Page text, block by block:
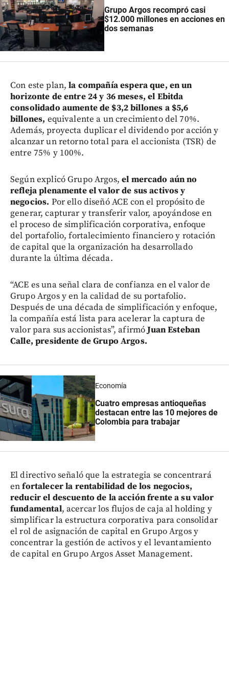
Grupo Argos recompró casi
$12.000 millones en acciones en
dos semanas
Con este plan, la compañía espera que, en un
horizonte de entre 24 y 36 meses, el Ebitda
consolidado aumente de $3,2 billones a $5,6
billones, equivalente a un crecimiento del 70%.
Además, proyecta duplicar el dividendo por acción y
alcanzar un retorno total para el accionista (TSR) de
entre 75% y 100%.
Según explicó Grupo Argos, el mercado aún no
refleja plenamente el valor de sus activos y
negocios. Por ello diseñó ACE con el propósito de
generar, capturar y transferir valor, apoyándose en
el proceso de simplificación corporativa, enfoque
del portafolio, fortalecimiento financiero y rotación
de capital que la organización ha desarrollado
durante la última década.
“ACE es una señal clara de confianza en el valor de
Grupo Argos y en la calidad de su portafolio.
Después de una década de simplificación y enfoque,
la compañía está lista para acelerar la captura de
valor para sus accionistas”, afirmóJuan Esteban
Calle, presidente de Grupo Argos.
Economía
Cuatro empresas antioqueñas
destacan entre las 10 mejores de
Colombia para trabajar
El directivo señaló que la estrategia se concentrará
enfortalecer la rentabilidad de los negocios,
reducir el descuento de la acción frente a su valor
fundamental, acercar los flujos de caja al holding y
simplificar la estructura corporativa para consolidar
el rol de asignación de capital en Grupo Argos y
concentrar la gestión de activos y el levantamiento
de capital en Grupo Argos Asset Management.